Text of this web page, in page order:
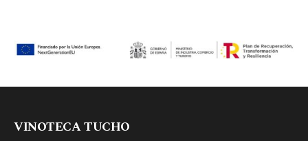
VINOTECA TUCHO